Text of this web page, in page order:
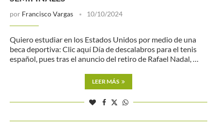
por Francisco Vargas 10/10/2024
Quiero estudiar en los Estados Unidos por medio de una
beca deportiva: Clic aquí Día de descalabros para el tenis
español, pues tras el anuncio del retiro de Rafael Nadal, …
LEER MÁS